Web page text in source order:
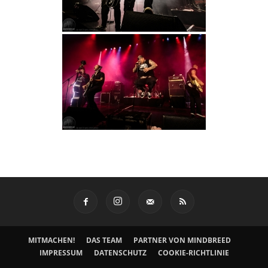
MITMACHEN! DAS TEAM
PARTNER VON MINDBREED
IMPRESSUM
DATENSCHUTZ COOKIE-RICHTLINIE